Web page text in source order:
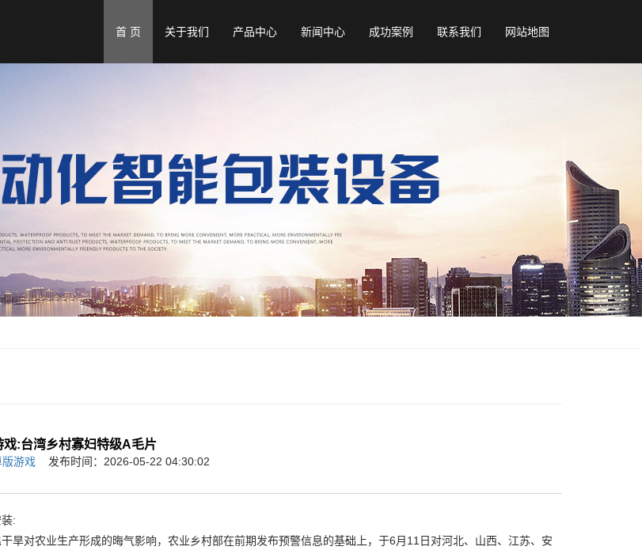
首 页 关于我们 产品中心 新闻中心 成功案例 联系我们 网站地图
戏:台湾乡村寡妇特级A毛片
游戏发布时间：2026-05-22 04:30:02
:
对农业生产形成的晦气影响，农业乡村部在前期发布预警信息的基础上，于6月11日对河北、山西、江苏、安